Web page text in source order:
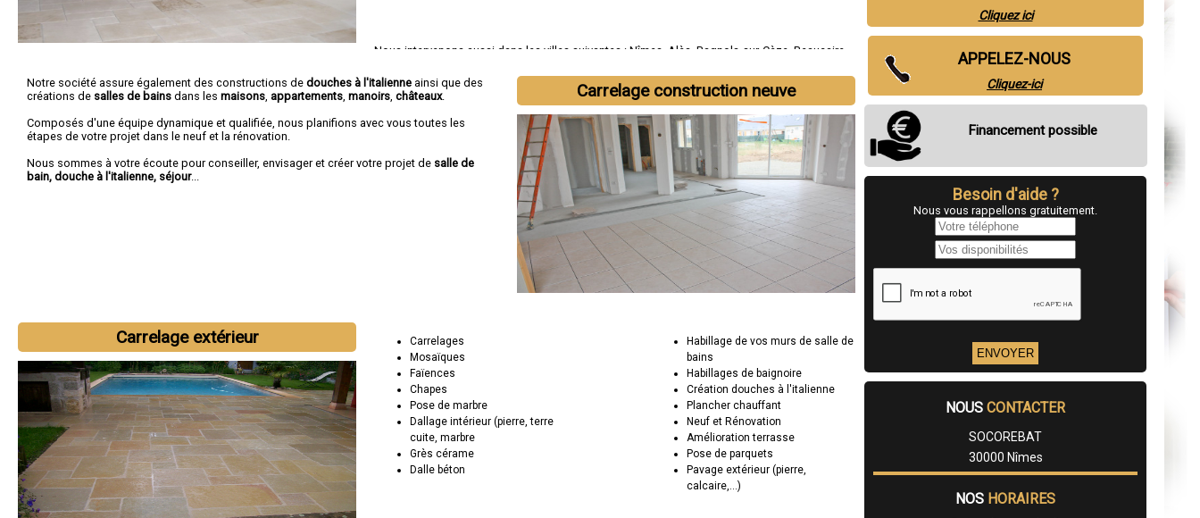
Nous intervenons aussi dans les villes suivantes :Nîmes Alès ,Bagnols-sur-Cèze ,Beaucaire
Carrelage construction neuve
Notre société assure également des constructions de douches à l'italienne ainsi que des
créations de salles de bains dans les maisons, appartements, manoirs, châteaux.
Composés d'une équipe dynamique et qualifiée, nous planifions avec vous toutes les
étapes de votre projet dans le neuf et la rénovation.
Nous sommes à votre écoute pour conseiller, envisager et créer votre projet de salle de
bain, douche à l'italienne, séjour...
Carrelage extérieur
Carrelages
Mosaïques
Faïences
Chapes
Pose de marbre
Dallage intérieur (pierre, terre
cuite, marbre
Grès cérame
Dalle béton
Habillage de vos murs de salle de
bains
Habillages de baignoire
Création douches à l'italienne
Plancher chauffant
Neuf et Rénovation
Amélioration terrasse
Pose de parquets
Pavage extérieur (pierre,
calcaire,...)
Cliquez ici
APPELEZ-NOUS
Cliquez-ici
Financement possible
Besoin d'aide ?
Nous vous rappellons gratuitement.
NOUS CONTACTER
SOCOREBAT
30000 Nîmes
NOS HORAIRES